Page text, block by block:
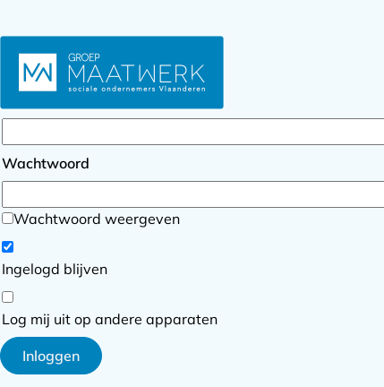
Inloggen
Wachtwoord
Wachtwoord weergeven
Ingelogd blijven
Log mij uit op andere apparaten
Inloggen